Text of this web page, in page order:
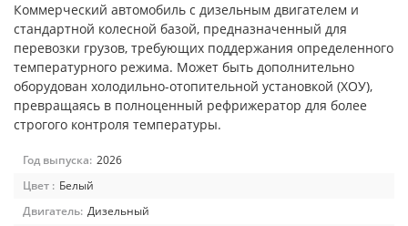
Коммерческий автомобиль с дизельным двигателем и
стандартной колесной базой, предназначенный для
перевозки грузов, требующих поддержания определенного
температурного режима. Может быть дополнительно
оборудован холодильно-отопительной установкой (ХОУ),
превращаясь в полноценный рефрижератор для более
строгого контроля температуры.
Год выпуска: 2026
Цвет : Белый
Двигатель: Дизельный